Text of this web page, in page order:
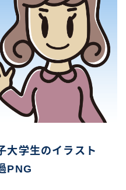
大学生のイラスト
PNG